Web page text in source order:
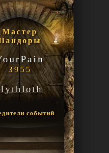
Мастер
3955
событий